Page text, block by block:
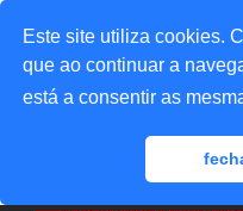
Este site utiliza cookies.
que ao continuar a
está a consentir as